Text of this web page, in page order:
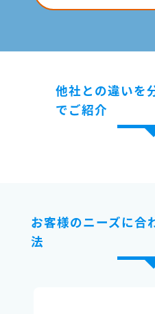
他社との違いを
でご紹介
お客様のニーズに合
法